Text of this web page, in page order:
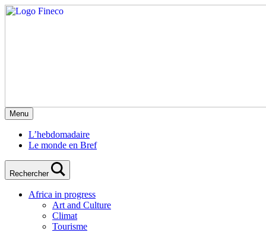
Menu
L’hebdomadaire
Le monde en Bref
Rechercher
Africa in progress
Art and Culture
Climat
Tourisme